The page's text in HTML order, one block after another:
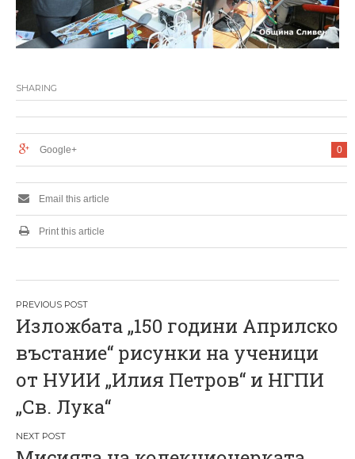
SHARING
0
Google+
Email this article
Print this article
Н
а
в
и
г
а
Изложбата „150 години Априлско
въстание“ рисунки на ученици
от НУИИ „Илия Петров“ и НГПИ
„Св. Лука“